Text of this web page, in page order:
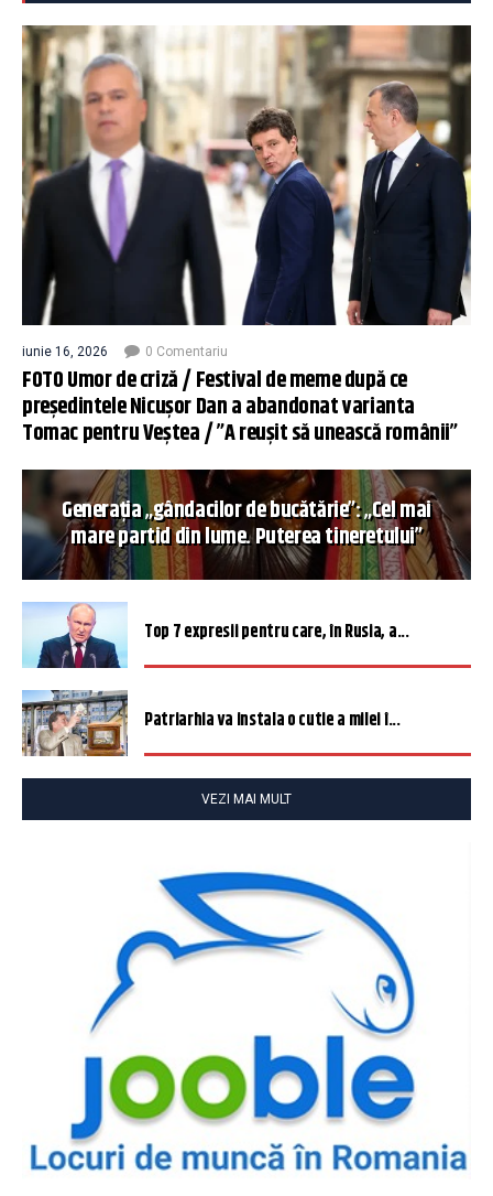
iunie 16, 2026 0 Comentariu
FOTO Umor de criză / Festival de meme după ce
președintele Nicușor Dan a abandonat varianta
Tomac pentru Veștea / ”A reușit să unească românii”
Generația „gândacilor de bucătărie”: „Cel mai
mare partid din lume. Puterea tineretului”
Top 7 expresii pentru care, în Rusia, a...
Patriarhia va instala o cutie a milei î...
VEZI MAI MULT